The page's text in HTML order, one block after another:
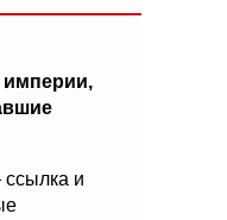
империи,
ссылка и